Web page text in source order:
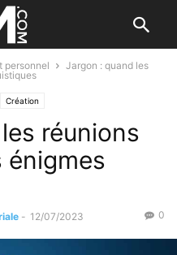
personnel
Jargon : quand les
Création
réunions
énigmes
- 12/07/2023 0